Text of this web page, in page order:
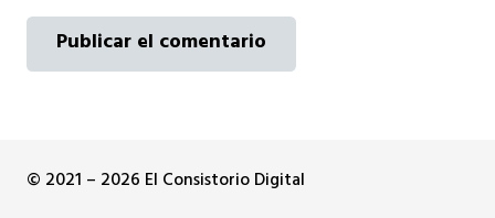
Publicar el comentario
© 2021 – 2026 El Consistorio Digital